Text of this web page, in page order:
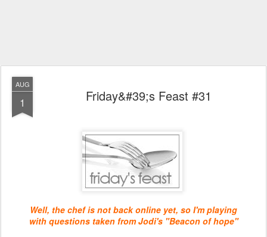
AUG
1 Friday&#39;s Feast #31
Well, the chef is not back online yet, so I'm playing
with questions taken from Jodi's "Beacon of hope"